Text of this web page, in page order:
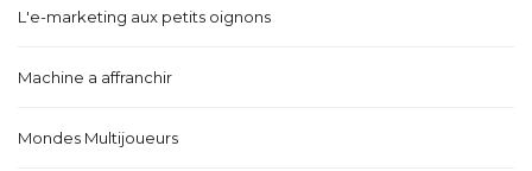
L'e-marketing aux petits oignons
Machine a affranchir
Mondes Multijoueurs